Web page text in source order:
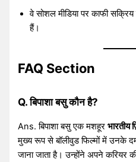
वे सोशल मीडिया पर काफी
हैं।
FAQ Section
Q. बिपाशा बसु कौन है?
Ans. बिपाशा बसु एक मशहूरभारतीय
मुख्य रूप से बॉलीवुड फिल्मों में उनके
जाना जाता है। उन्होंने अपने